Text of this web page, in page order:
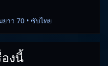
าว 70 • ซับไทย
งนี้